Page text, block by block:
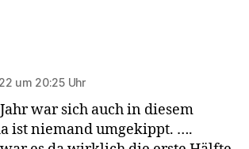
um 20:25 Uhr
war sich auch in diesem
ist niemand umgekippt. ….